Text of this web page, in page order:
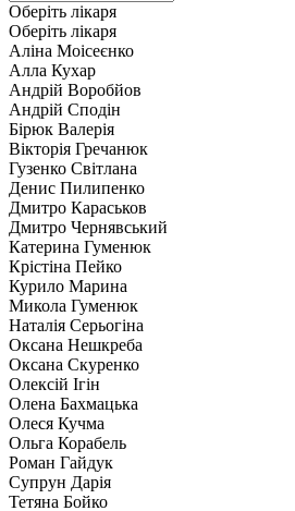
Оберіть лікаря
Оберіть лікаря
Аліна Моісеєнко
Алла Кухар
Андрій Воробйов
Андрій Сподін
Бірюк Валерія
Вікторія Гречанюк
Гузенко Світлана
Денис Пилипенко
Дмитро Караськов
Дмитро Чернявський
Катерина Гуменюк
Крістіна Пейко
Курило Марина
Микола Гуменюк
Наталія Серьогіна
Оксана Нешкреба
Оксана Скуренко
Олексій Ігін
Олена Бахмацька
Олеся Кучма
Ольга Корабель
Роман Гайдук
Супрун Дарія
Тетяна Бойко